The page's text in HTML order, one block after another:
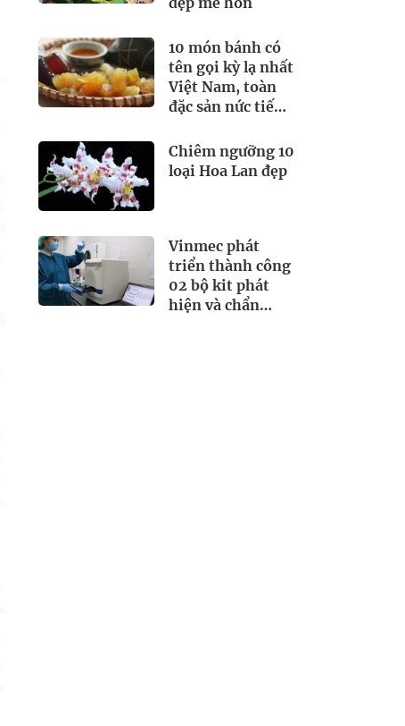
10 món bánh có
tên gọi kỳ lạ nhất
Việt Nam, toàn
đặc sản nức tiếng
người biết
Chiêm ngưỡng 10
loại Hoa Lan đẹp
Vinmec phát
triển thành công
02 bộ kit phát
hiện và chẩn